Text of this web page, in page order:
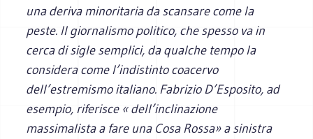
una deriva minoritaria da scansare come la
peste. Il giornalismo politico, che spesso va in
cerca di sigle semplici, da qualche tempo la
considera come l’indistinto coacervo
dell’estremismo italiano. Fabrizio D’Esposito, ad
esempio, riferisce « dell’inclinazione
massimalista a fare una Cosa Rossa» a sinistra